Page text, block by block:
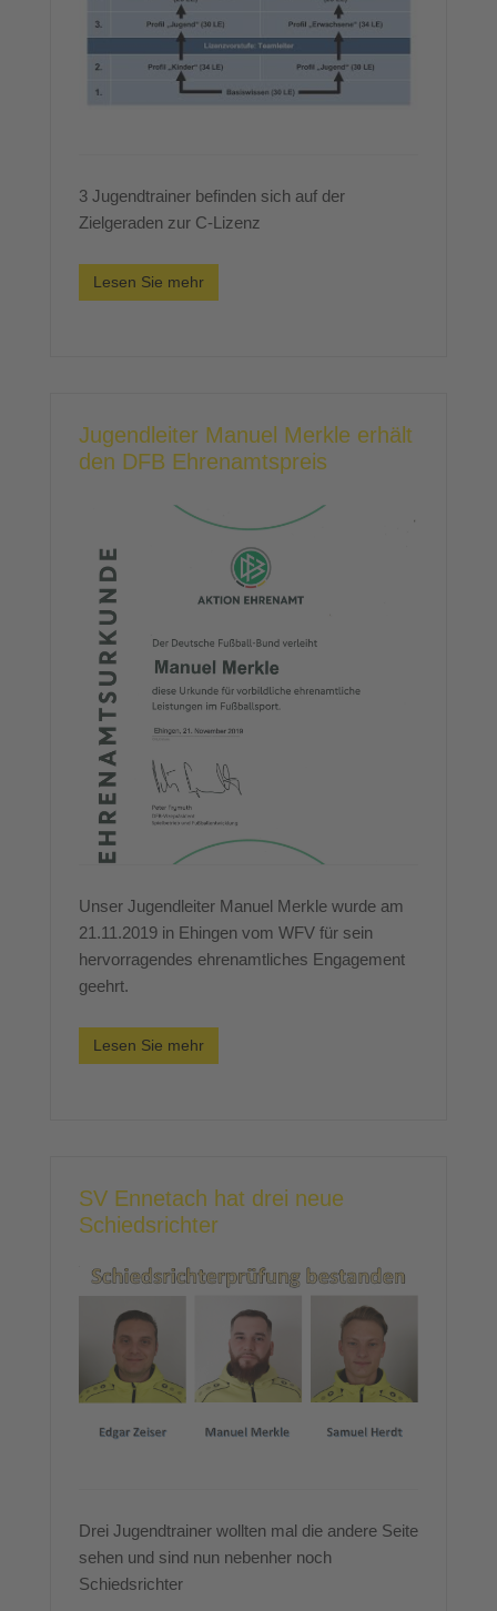
3 Jugendtrainer befinden sich auf der
Zielgeraden zur C-Lizenz
Lesen Sie mehr
Jugendleiter Manuel Merkle erhält
den DFB Ehrenamtspreis
Unser Jugendleiter Manuel Merkle wurde am
21.11.2019 in Ehingen vom WFV für sein
hervorragendes ehrenamtliches Engagement
geehrt.
Lesen Sie mehr
SV Ennetach hat drei neue
Schiedsrichter
Drei Jugendtrainer wollten mal die andere Seite
sehen und sind nun nebenher noch
Schiedsrichter